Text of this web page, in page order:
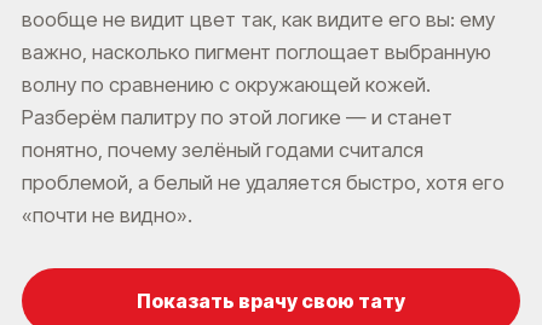
вообще не видит цвет так, как видите его вы: ему
важно, насколько пигмент поглощает выбранную
волну по сравнению с окружающей кожей.
Разберём палитру по этой логике — и станет
понятно, почему зелёный годами считался
проблемой, а белый не удаляется быстро, хотя его
«почти не видно».
Показать врачу свою тату